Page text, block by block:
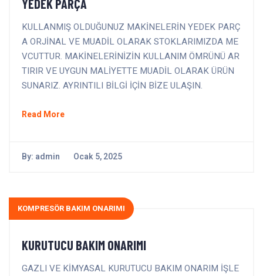
YEDEK PARÇA
KULLANMIŞ OLDUĞUNUZ MAKİNELERİN YEDEK PARÇ
A ORJİNAL VE MUADİL OLARAK STOKLARIMIZDA ME
VCUTTUR. MAKİNELERİNİZİN KULLANIM ÖMRÜNÜ AR
TIRIR VE UYGUN MALİYETTE MUADİL OLARAK ÜRÜN
SUNARIZ. AYRINTILI BİLGİ İÇİN BİZE ULAŞIN.
Read More
By: admin Ocak 5, 2025
KOMPRESÖR BAKIM ONARIMI
KURUTUCU BAKIM ONARIMI
GAZLI VE KİMYASAL KURUTUCU BAKIM ONARIM İŞLE